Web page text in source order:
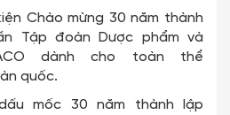
Chào mừng 30 năm thành
Tập đoàn Dược phẩm và
dành cho toàn thể
quốc.
mốc 30 năm thành lập